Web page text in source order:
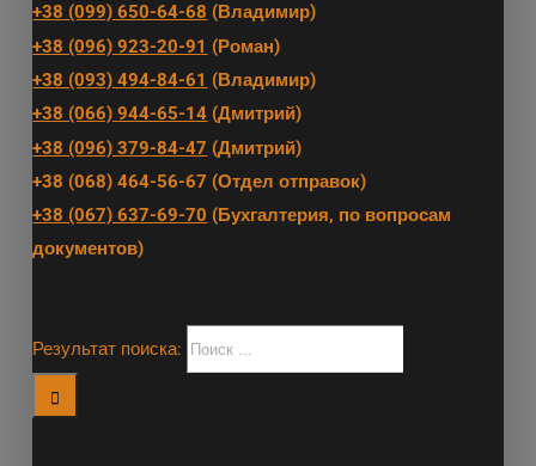
+38 (099) 650-64-68 (Владимир)
+38 (096) 923-20-91 (Роман)
+38 (093) 494-84-61 (Владимир)
+38 (066) 944-65-14 (Дмитрий)
+38 (096) 379-84-47 (Дмитрий)
+38 (068) 464-56-67 (Отдел отправок)
+38 (067) 637-69-70 (Бухгалтерия, по вопросам
документов)
Результат поиска: